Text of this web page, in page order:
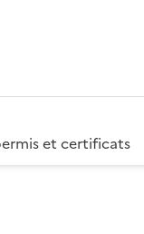
et certificats